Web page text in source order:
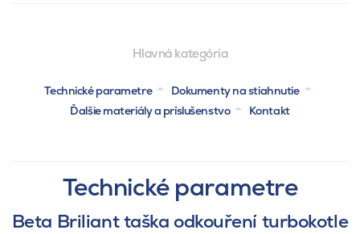
Hlavná kategória
Technické parametre
Dokumenty na stiahnutie
Ďalšie materiály a príslušenstvo
Kontakt
Technické parametre
Beta Briliant taška odkouření turbokotle